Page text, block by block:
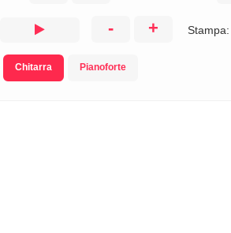
- + Stampa:
Chitarra Pianoforte